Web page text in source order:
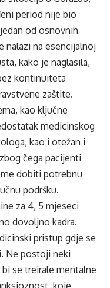
period nije bio
od osnovnih
nalazi na esencijalnoj
kako je naglasila,
kontinuiteta
zaštite.
kao ključne
medicinskog
kao i otežan i
čega pacijenti
dobiti potrebnu
podršku.
za 4, 5 mjeseci
dovoljno kadra.
pristup gdje se
Ne postoji neki
se treirale mentalne
koje